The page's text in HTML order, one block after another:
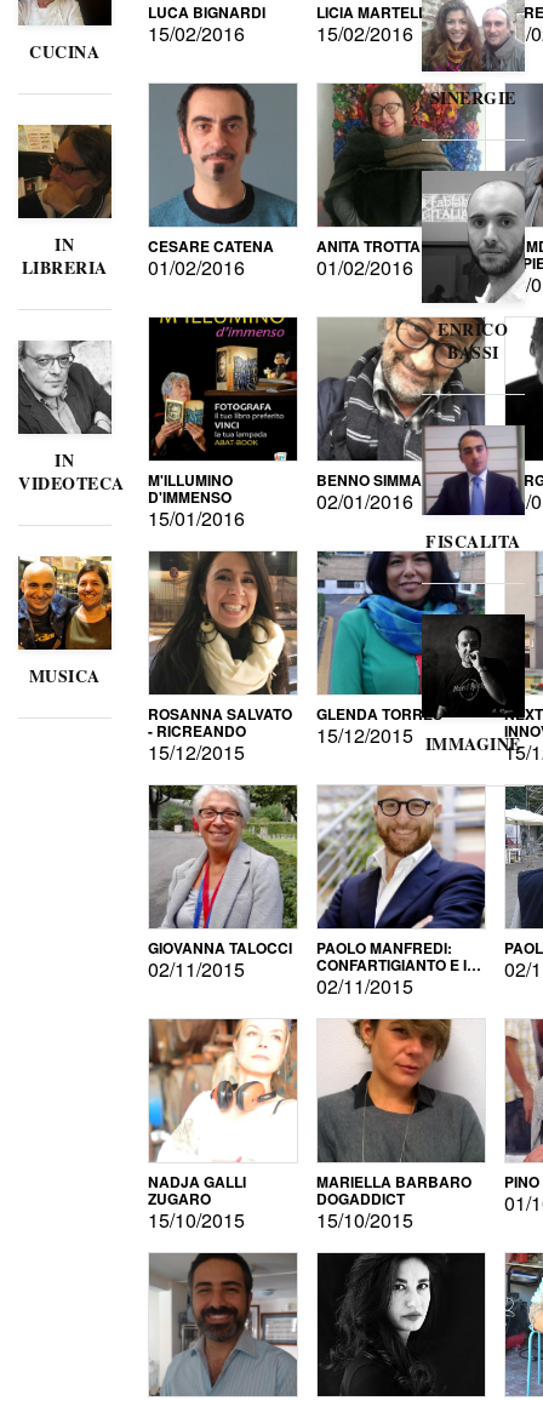
CUCINA
IN
LIBRERIA
IN
VIDEOTECA
MUSICA
LUCA BIGNARDI
15/02/2016
LICIA MARTELLI
15/02/2016 15/
CESARE CATENA
01/02/2016
ANITA TROTTA
01/02/2016 DI
15/
M'ILLUMINO
D'IMMENSO
15/01/2016
BENNO SIMMA
02/01/2016
ROSANNA SALVATO
- RICREANDO
15/12/2015
GLENDA TORRES
15/12/2015
15/
GIOVANNA TALOCCI
02/11/2015
PAOLO MANFREDI:
CONFARTIGIANTO E IL
SONDAGGIO
02/11/2015
02/
NADJA GALLI
ZUGARO
15/10/2015
MARIELLA BARBARO
DOGADDICT
15/10/2015
01/
SINERGIE
ENRICO
BASSI
FISCALITA
IMMAGINE